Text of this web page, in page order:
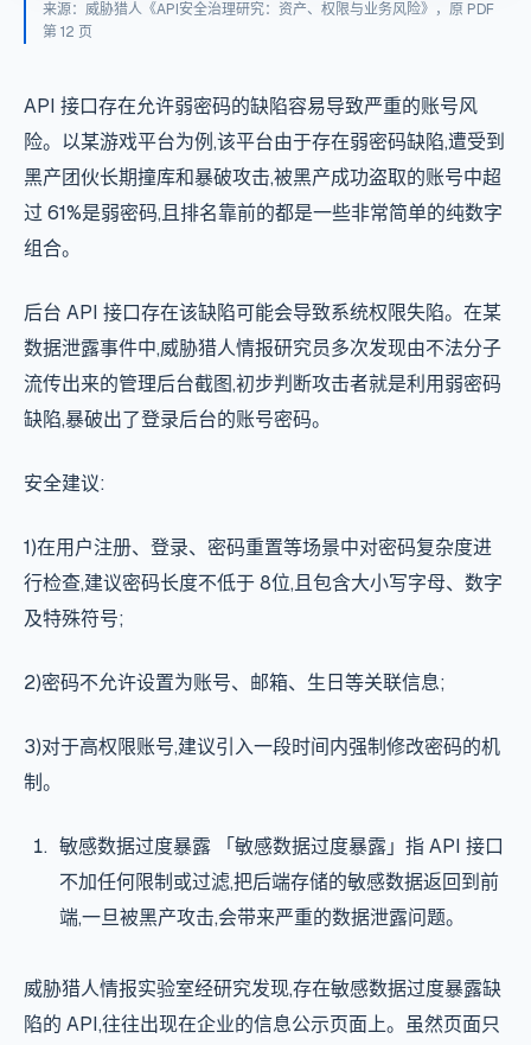
来源：威胁猎人《API安全治理研究：资产、权限与业务风险》，原 PDF
第 12 页
API 接口存在允许弱密码的缺陷容易导致严重的账号风
险。以某游戏平台为例,该平台由于存在弱密码缺陷,遭受到
黑产团伙长期撞库和暴破攻击,被黑产成功盗取的账号中超
过 61%是弱密码,且排名靠前的都是一些非常简单的纯数字
组合。
后台 API 接口存在该缺陷可能会导致系统权限失陷。在某
数据泄露事件中,威胁猎人情报研究员多次发现由不法分子
流传出来的管理后台截图,初步判断攻击者就是利用弱密码
缺陷,暴破出了登录后台的账号密码。
安全建议:
1)在用户注册、登录、密码重置等场景中对密码复杂度进
行检查,建议密码长度不低于 8位,且包含大小写字母、数字
及特殊符号;
2)密码不允许设置为账号、邮箱、生日等关联信息;
3)对于高权限账号,建议引入一段时间内强制修改密码的机
制。
敏感数据过度暴露 「敏感数据过度暴露」指 API 接口
不加任何限制或过滤,把后端存储的敏感数据返回到前
端,一旦被黑产攻击,会带来严重的数据泄露问题。
威胁猎人情报实验室经研究发现,存在敏感数据过度暴露缺
陷的 API,往往出现在企业的信息公示页面上。虽然页面只